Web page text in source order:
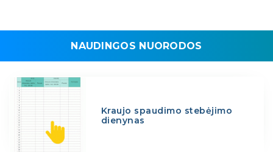
NAUDINGOS NUORODOS
Kraujo spaudimo stebėjimo
dienynas